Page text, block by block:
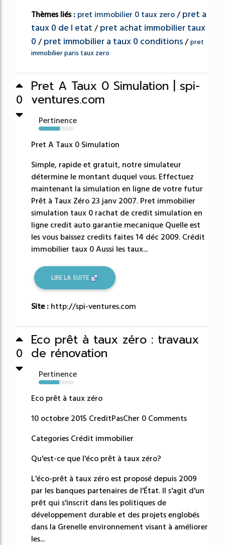
Thèmes liés : pret immobilier 0 taux zero/pret a
taux 0 de l etat /pret achat immobilier taux
0 /pret immobilier a taux 0 conditions/pret
immobilier paris taux zero
0
Pret A Taux 0 Simulation | spi-
ventures.com
Pertinence
60%
Pret A Taux 0 Simulation
Simple, rapide et gratuit, notre simulateur
détermine le montant duquel vous. Effectuez
maintenant la simulation en ligne de votre futur
Prêt à Taux Zéro 23 janv 2007. Pret immobilier
simulation taux 0 rachat de credit simulation en
ligne credit auto garantie mecanique Quelle est
les vous baissez credits faites 14 déc 2009. Crédit
immobilier taux 0 Aussi les taux...
LIRE LA SUITE
Site : http://spi-ventures.com
0
Eco prêt à taux zéro : travaux
de rénovation
Pertinence
59%
Eco prêt à taux zéro
10 octobre 2015 CreditPasCher 0 Comments
Categories Crédit immobilier
Qu'est-ce que l'éco prêt à taux zéro?
L'éco-prêt à taux zéro est proposé depuis 2009
par les banques partenaires de l'État. Il s'agit d'un
prêt qui s'inscrit dans les politiques de
développement durable et des projets englobés
dans la Grenelle environnement visant à améliorer
les...